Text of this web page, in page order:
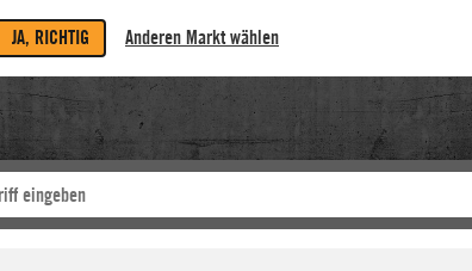
JA, RICHTIG Anderen Markt wählen